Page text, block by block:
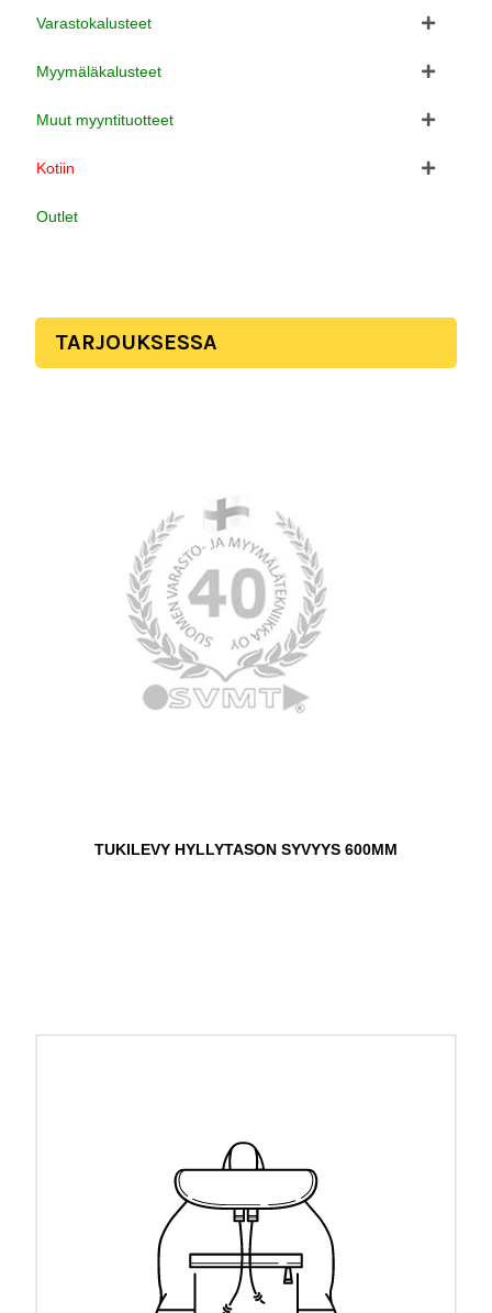
Varastokalusteet
Myymäläkalusteet
Muut myyntituotteet
Kotiin
Outlet
TARJOUKSESSA
TUKILEVY HYLLYTASON SYVYYS 600MM